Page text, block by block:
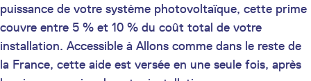
puissance de votre système photovoltaïque, cette prime
couvre entre 5 % et 10 % du coût total de votre
installation. Accessible à Allons comme dans le reste de
la France, cette aide est versée en une seule fois, après